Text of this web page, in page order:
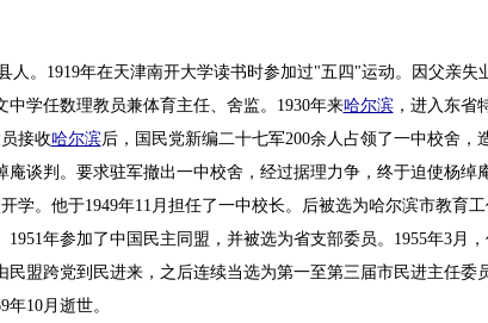
人。1919年在天津南开大学读书时参加过"五四"运动。因父亲失
中学任数理教员兼体育主任、舍监。1930年来哈尔滨，进入东省
接收哈尔滨后，国民党新编二十七军200余人占领了一中校舍，
庵谈判。要求驻军撤出一中校舍，经过据理力争，终于迫使杨绰
学。他于1949年11月担任了一中校长。后被选为哈尔滨市教育工
1951年参加了中国民主同盟，并被选为省支部委员。1955年3月
民盟跨党到民进来，之后连续当选为第一至第三届市民进主任委
10月逝世。